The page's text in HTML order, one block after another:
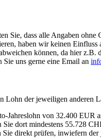
Sie, dass alle Angaben
haben wir keinen
können, da hier z.B.
uns gerne eine Email an
Lohn der jeweiligen anderen
Jahreslohn von 32.400
dort mindestens 55.728
direkt prüfen, inwiefern